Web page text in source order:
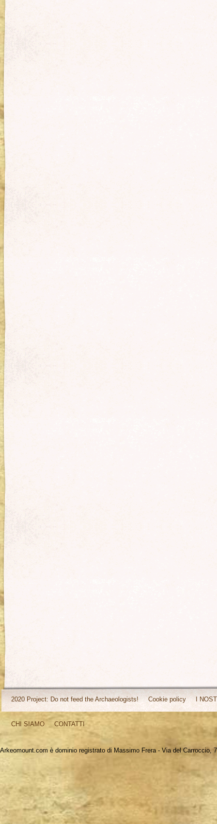
2020 Project: Do not feed the Archaeologists! Cookie policy I
CHI SIAMO CONTATTI
Arkeomount.com è dominio registrato di Massimo Frera - Via del